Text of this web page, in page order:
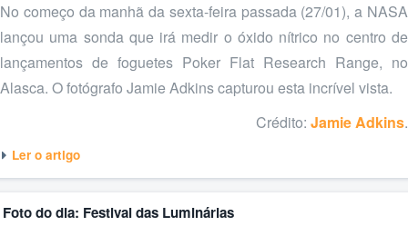
No começo da manhã da sexta-feira passada (27/01), a NASA
lançou uma sonda que irá medir o óxido nítrico no centro de
lançamentos de foguetes Poker Flat Research Range, no
Alasca. O fotógrafo Jamie Adkins capturou esta incrível vista.
Crédito: Jamie Adkins.
Ler o artigo
Foto do dia: Festival das Luminárias